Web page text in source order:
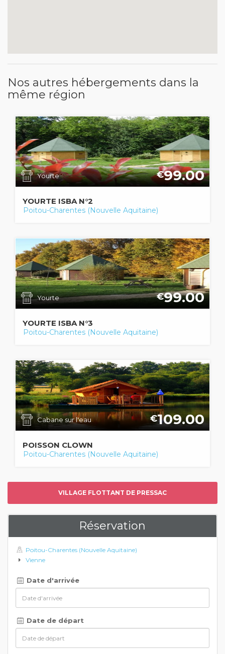
Nos autres hébergements dans la
même région
Yourte €99.00
YOURTE ISBA N°2
Poitou-Charentes (Nouvelle Aquitaine)
Yourte €99.00
YOURTE ISBA N°3
Poitou-Charentes (Nouvelle Aquitaine)
Cabane sur l'eau €109.00
POISSON CLOWN
Poitou-Charentes (Nouvelle Aquitaine)
VILLAGE FLOTTANT DE PRESSAC
Réservation
Poitou-Charentes (Nouvelle Aquitaine)
Vienne
Date d'arrivée
Date de départ